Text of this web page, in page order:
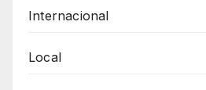
Internacional
Local